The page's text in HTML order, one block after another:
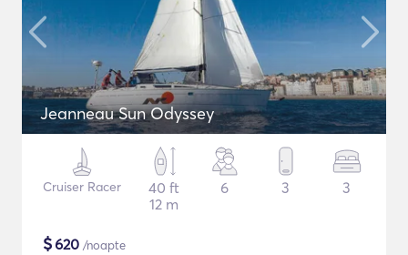
Jeanneau Sun Odyssey
Cruiser Racer
40 ft
12 m
6 3 3
$620 /noapte